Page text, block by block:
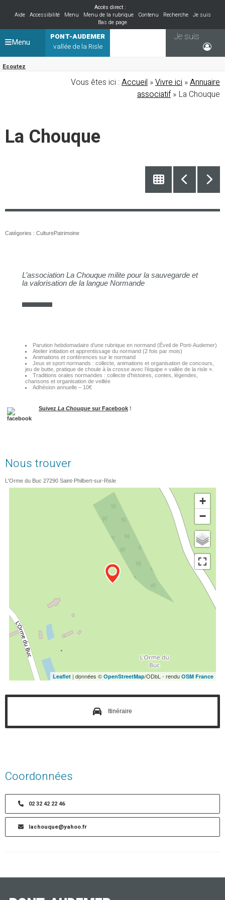
Accès direct :
Aide
Accessibilité Menu Menu de la rubrique Contenu Recherche
Je suis
Bas de page
PONT-AUDEMER
vallée de la Risle
Ecoutez
Je suis
Menu
Vous êtes ici : Accueil »Vivre ici »Annuaire
associatif» La Chouque
La Chouque
Catégories : CulturePatrimoine
L’association La Chouque milite pour la sauvegarde et
la valorisation de la langue Normande
Parution hebdomadaire d’une rubrique en normand (Éveil de Pont-Audemer)
Atelier initiation et apprentissage du normand (2 fois par mois)
Animations et conférences sur le normand
Jeux et sport normands : collecte, animations et organisation de concours,
jeu de butte, pratique de choule à la crosse avec l’équipe « vallée de la risle ».
Traditions orales normandes : collecte d’histoires, contes, légendes,
chansons et organisation de veillée
Adhésion annuelle – 10€
Suivez La Chouque sur Facebook !
Nous trouver
L'Orme du Buc 27290 Saint-Philbert-sur-Risle
+
−
Leaflet | données © OpenStreetMap/ODbL - rendu OSM France
Itinéraire
Coordonnées
02 32 42 22 46
lachouque@yahoo.fr